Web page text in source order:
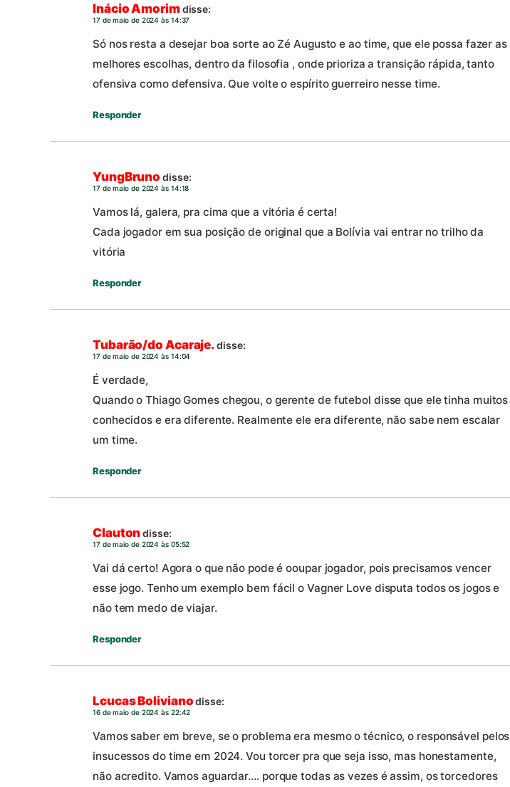
Inácio Amorimdisse:
17 de maio de 2024 às 14:37
Só nos resta a desejar boa sorte ao Zé Augusto e ao time, que ele possa fazer as
melhores escolhas, dentro da filosofia , onde prioriza a transição rápida, tanto
ofensiva como defensiva. Que volte o espírito guerreiro nesse time.
Responder
YungBruno disse:
17 de maio de 2024 às 14:18
Vamos lá, galera, pra cima que a vitória é certa!
Cada jogador em sua posição de original que a Bolívia vai entrar no trilho da
vitória
Responder
Tubarão/do Acaraje.disse:
17 de maio de 2024 às 14:04
É verdade,
Quando o Thiago Gomes chegou, o gerente de futebol disse que ele tinha muitos
conhecidos e era diferente. Realmente ele era diferente, não sabe nem escalar
um time.
Responder
Clautondisse:
17 de maio de 2024 às 05:52
Vai dá certo! Agora o que não pode é ooupar jogador, pois precisamos vencer
esse jogo. Tenho um exemplo bem fácil o Vagner Love disputa todos os jogos e
não tem medo de viajar.
Responder
Lcucas Bolivianodisse:
16 de maio de 2024 às 22:42
Vamos saber em breve, se o problema era mesmo o técnico, o responsável pelos
insucessos do time em 2024. Vou torcer pra que seja isso, mas honestamente,
não acredito. Vamos aguardar…. porque todas as vezes é assim, os torcedores